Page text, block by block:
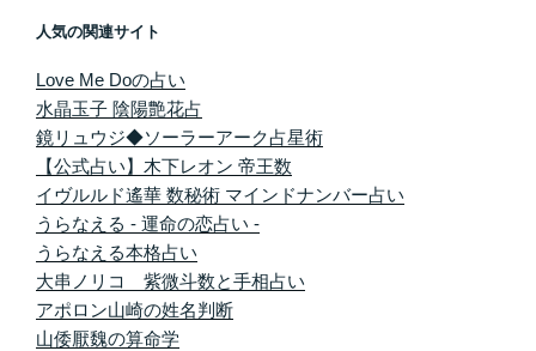
人気の関連サイト
Love Me Doの占い
水晶玉子 陰陽艶花占
鏡リュウジ◆ソーラーアーク占星術
【公式占い】木下レオン 帝王数
イヴルルド遙華 数秘術 マインドナンバー占い
うらなえる - 運命の恋占い -
うらなえる本格占い
大串ノリコ 紫微斗数と手相占い
アポロン山崎の姓名判断
山倭厭魏の算命学